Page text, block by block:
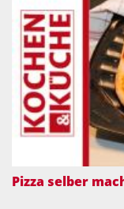
Pizza selber